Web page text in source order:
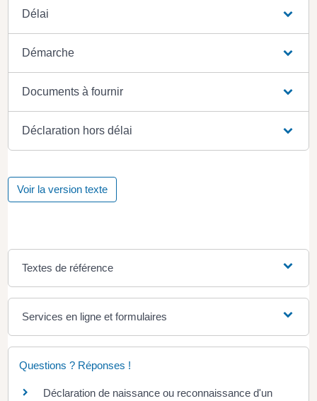
Délai
Démarche
Documents à fournir
Déclaration hors délai
Voir la version texte
Textes de référence
Services en ligne et formulaires
Questions ? Réponses !
Déclaration de naissance ou reconnaissance d'un